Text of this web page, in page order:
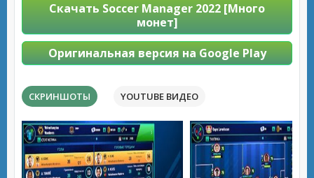
Скачать Soccer Manager 2022 [Много
монет]
Оригинальная версия на Google Play
СКРИНШОТЫ YOUTUBE ВИДЕО